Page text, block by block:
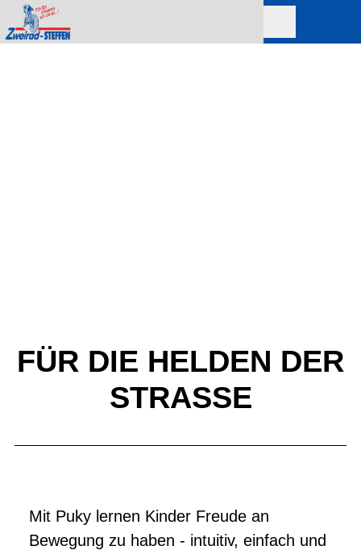
FÜR DIE HELDEN DER
STRASSE
Mit Puky lernen Kinder Freude an
Bewegung zu haben - intuitiv, einfach und